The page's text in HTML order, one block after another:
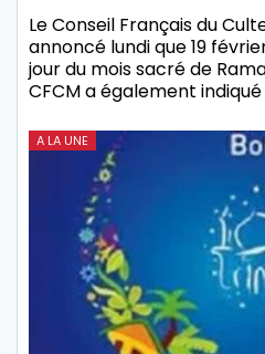
Le Conseil Français du
annoncé lundi que 19
jour du mois sacré de
CFCM a également
A LA UNE